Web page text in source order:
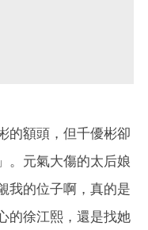
的額頭，但千優彬卻
。元氣大傷的太后娘
我的位子啊，真的是
的徐江熙，還是找她